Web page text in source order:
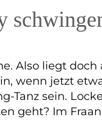
Also liegt
wenn jetzt
sein.
geht? Im